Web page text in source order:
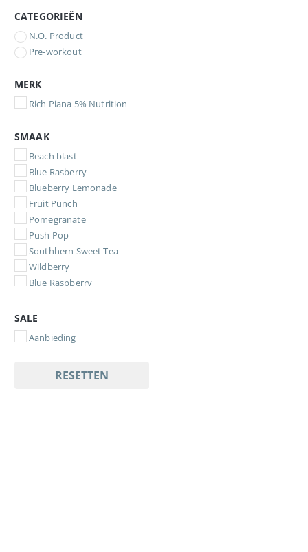
CATEGORIEËN
N.O. Product
Pre-workout
MERK
Rich Piana 5% Nutrition
SMAAK
Beach blast
Blue Rasberry
Blueberry Lemonade
Fruit Punch
Pomegranate
Push Pop
Southhern Sweet Tea
Wildberry
Blue Raspberry
SALE
Aanbieding
RESETTEN